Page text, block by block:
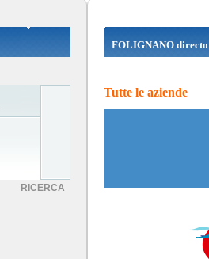
RICERCA
FOLIGNANO
Tutte le aziende